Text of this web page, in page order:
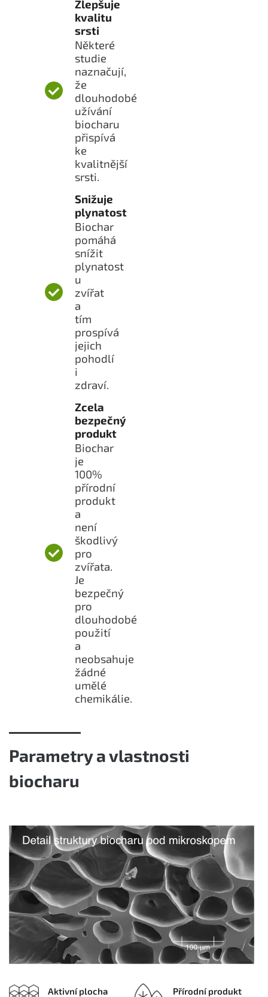
Zlepšuje
kvalitu
srsti
Některé
studie
naznačují,
že
dlouhodobé
užívání
biocharu
přispívá
ke
kvalitnější
srsti.
Snižuje
plynatost
Biochar
pomáhá
snížit
plynatost
u
zvířat
a
tím
prospívá
jejich
pohodlí
i
zdraví.
Zcela
bezpečný
produkt
Biochar
je
100%
přírodní
produkt
a
není
škodlivý
pro
zvířata.
Je
bezpečný
pro
dlouhodobé
použití
a
neobsahuje
žádné
umělé
chemikálie.
Parametry a vlastnosti
biocharu
Aktivní plocha Přírodní produkt